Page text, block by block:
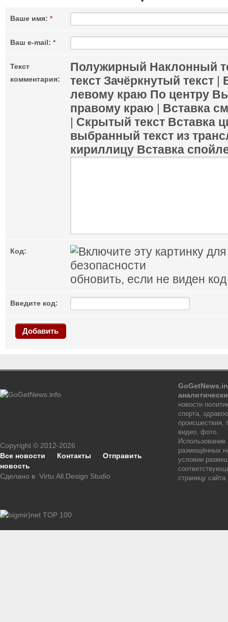
Ваше имя: *
Ваш e-mail: *
Текст
комментария:
Полужирный Наклонный
текст Зачёркнутый текст |
левому краю По центру
правому краю | Вставка
| Скрытый текст Вставка
выбранный текст из
кириллицу Вставка
Код:
обновить, если не виден код
Введите код:
Добавить
Copyright © 2012-2026
Все новости
Контакты
Отправить
новость
Сделано в Virtu.All.Design Studio
новости
спорта,
происшествия,
видео, фото.
размещённых
условии
страницу сайта.